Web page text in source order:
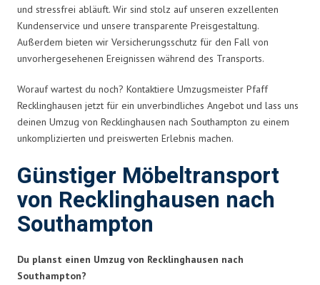
und stressfrei abläuft. Wir sind stolz auf unseren exzellenten
Kundenservice und unsere transparente Preisgestaltung.
Außerdem bieten wir Versicherungsschutz für den Fall von
unvorhergesehenen Ereignissen während des Transports.
Worauf wartest du noch? Kontaktiere Umzugsmeister Pfaff
Recklinghausen jetzt für ein unverbindliches Angebot und lass uns
deinen Umzug von Recklinghausen nach Southampton zu einem
unkomplizierten und preiswerten Erlebnis machen.
Günstiger Möbeltransport
von Recklinghausen nach
Southampton
Du planst einen Umzug von Recklinghausen nach
Southampton?